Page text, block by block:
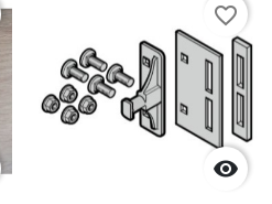

favorite_border